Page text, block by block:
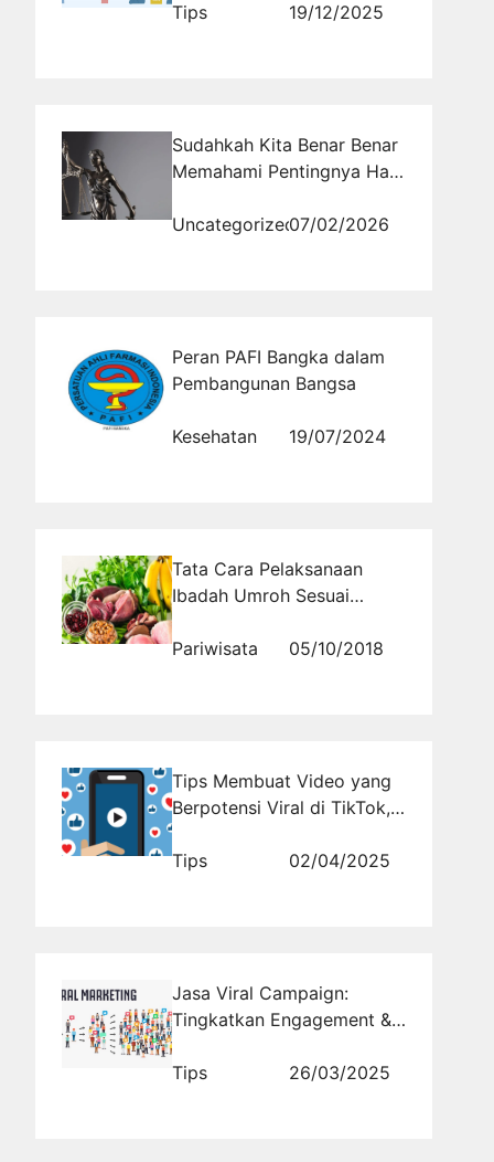
Unduhan Aplikasi di Play
Tips 19/12/2025
Sudahkah Kita Benar Benar
Memahami Pentingnya Hari
Masa Depan Hukum
Uncategorized07/02/2026
Peran PAFI Bangka dalam
Pembangunan Bangsa
Kesehatan 19/07/2024
Tata Cara Pelaksanaan
Ibadah Umroh Sesuai
Pariwisata
05/10/2018
Tips Membuat Video yang
Berpotensi Viral di TikTok,
Tips
02/04/2025
Jasa Viral Campaign:
Tingkatkan Engagement &
Tips
26/03/2025